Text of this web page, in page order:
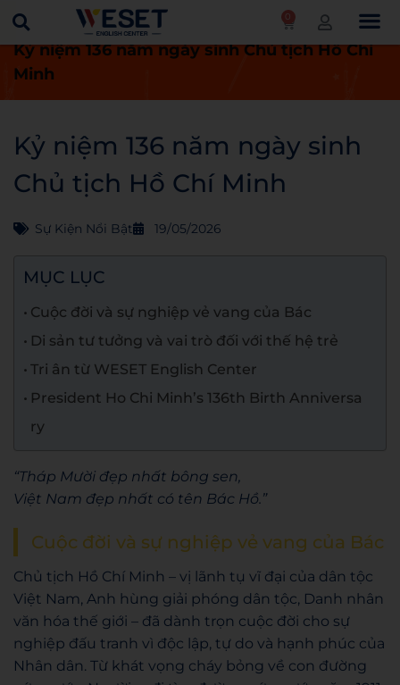
0
Trang chủ Tin tức
Sự kiện nổi bật
Kỷ niệm 136 năm ngày sinh Chủ tịch Hồ Chí
Minh
Kỷ niệm 136 năm ngày sinh
Chủ tịch Hồ Chí Minh
Sự Kiện Nổi Bật 19/05/2026
MỤC LỤC
Cuộc đời và sự nghiệp vẻ vang của Bác
Di sản tư tưởng và vai trò đối với thế hệ trẻ
Tri ân từ WESET English Center
President Ho Chi Minh’s 136th Birth Anniversa
ry
“Tháp Mười đẹp nhất bông sen,
Việt Nam đẹp nhất có tên Bác Hồ.”
Cuộc đời và sự nghiệp vẻ vang của Bác
Chủ tịch Hồ Chí Minh – vị lãnh tụ vĩ đại của dân tộc
Việt Nam, Anh hùng giải phóng dân tộc, Danh nhân
văn hóa thế giới – đã dành trọn cuộc đời cho sự
nghiệp đấu tranh vì độc lập, tự do và hạnh phúc của
Nhân dân. Từ khát vọng cháy bỏng về con đường